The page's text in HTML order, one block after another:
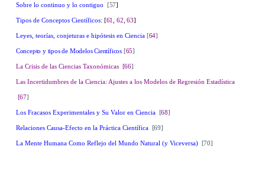
Sobre lo continuo y lo contiguo [57]
Tipos de Conceptos Científicos: [61 62 ,63]
Leyes, teorías, conjeturas e hipótesis en Ciencia [64]
Concepto y tipos de Modelos Científicos [65]
La Crisis de las Ciencias Taxonómicas [66]
Las Incertidumbres de la Ciencia: Ajustes a los Modelos de Regresión Estadística
[67]
Los Fracasos Experimentales y Su Valor en Ciencia [68]
Relaciones Causa-Efecto en la Práctica Científica [69]
La Mente Humana Como Reflejo del Mundo Natural (y Viceversa) [70]